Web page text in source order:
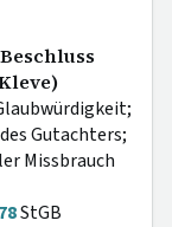
Gutachters;
Missbrauch
78StGB